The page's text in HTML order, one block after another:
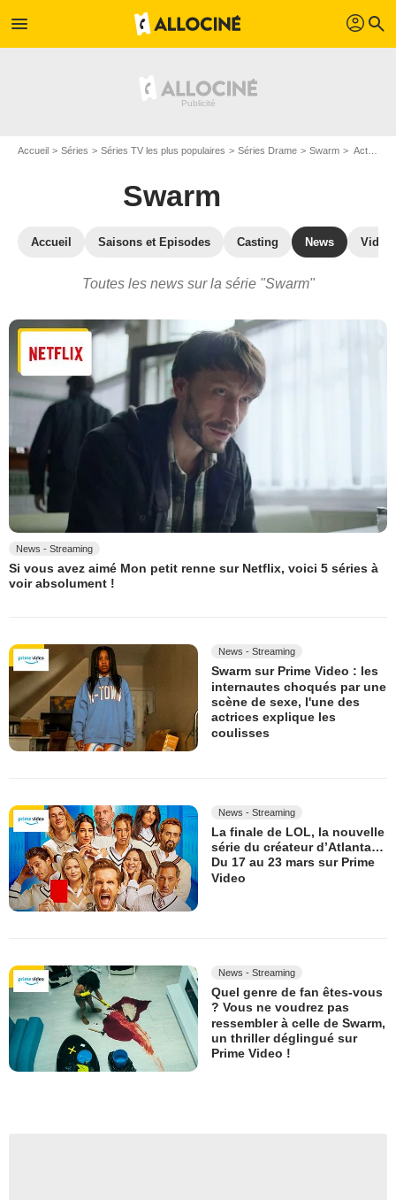
menu profil search
Accueil Séries Séries TV les plus populaires Séries Drame Swarm Actualité de la série Swarm
Swarm
Accueil Saisons et Episodes Casting News
Toutes les news sur la série "Swarm"
News - Streaming
Si vous avez aimé Mon petit renne sur Netflix, voici 5 séries à
voir absolument !
News - Streaming
Swarm sur Prime Video : les
internautes choqués par une
scène de sexe, l'une des
actrices explique les
coulisses
News - Streaming
La finale de LOL, la nouvelle
série du créateur d’Atlanta…
Du 17 au 23 mars sur Prime
Video
News - Streaming
Quel genre de fan êtes-vous
? Vous ne voudrez pas
ressembler à celle de Swarm,
un thriller déglingué sur
Prime Video !